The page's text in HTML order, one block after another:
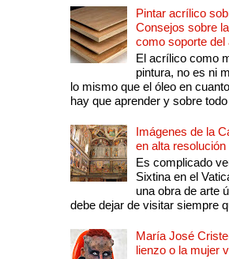
Pintar acrílico
Consejos sobre
como soporte del
El acrílico como
pintura, no es ni
lo mismo que el óleo en
hay que aprender y sobre
Imágenes de la
en alta resolución
Es complicado
Sixtina en el
una obra de arte
debe dejar de visitar siempre
María José
lienzo o la mujer